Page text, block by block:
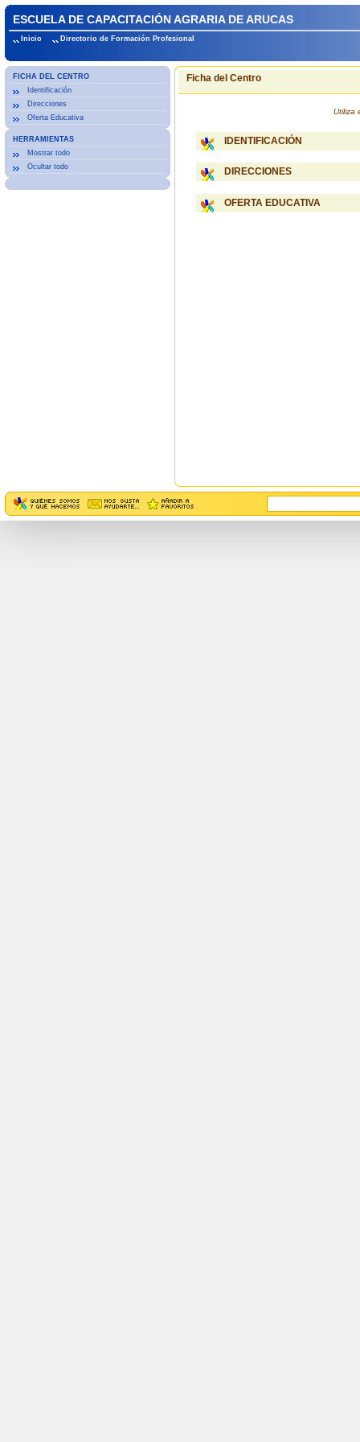
ESCUELA DE CAPACITACIÓN AGRARIA DE ARUCAS
Inicio Directorio de Formación Profesional
FICHA DEL CENTRO
Identificación
Direcciones
Oferta Educativa
HERRAMIENTAS
Mostrar todo
Ocultar todo
Ficha del Centro
Utiliza
IDENTIFICACIÓN
DIRECCIONES
OFERTA EDUCATIVA